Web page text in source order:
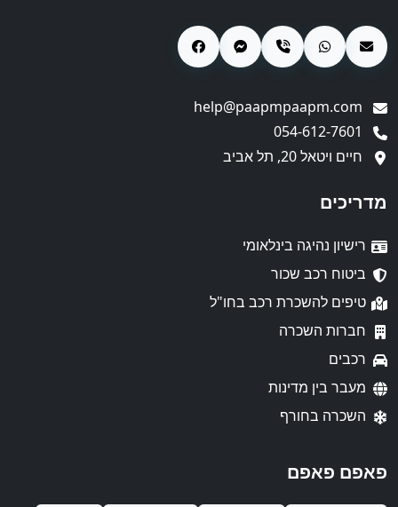
חיים ויטאל 20, תל אביב
מדריכים
רישיון נהיגה בינלאומי
ביטוח רכב שכור
טיפים להשכרת רכב בחו"ל
חברות השכרה
רכבים
מעבר בין מדינות
השכרה בחורף
פאפם פאפם